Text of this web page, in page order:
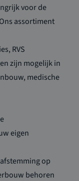
voor de
assortiment
RVS
zijn mogelijk in
, medische
eigen
op
behoren